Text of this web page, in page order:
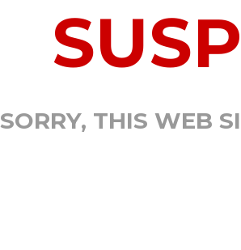
SORRY, THIS WEB